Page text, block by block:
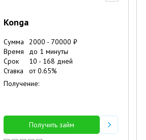
Konga
Сумма 2000 - 70000 ₽
Время
до 1 минуты
Срок
10 - 168 дней
Ставка
от0.65%
Получение:
Получить займ